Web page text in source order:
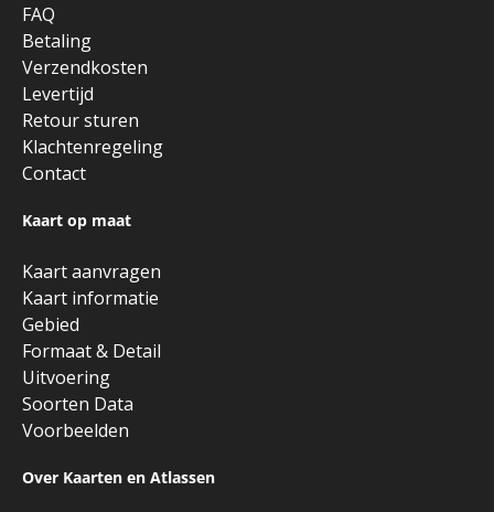
FAQ
Betaling
Verzendkosten
Levertijd
Retour sturen
Klachtenregeling
Contact
Kaart op maat
Kaart aanvragen
Kaart informatie
Gebied
Formaat & Detail
Uitvoering
Soorten Data
Voorbeelden
Over Kaarten en Atlassen